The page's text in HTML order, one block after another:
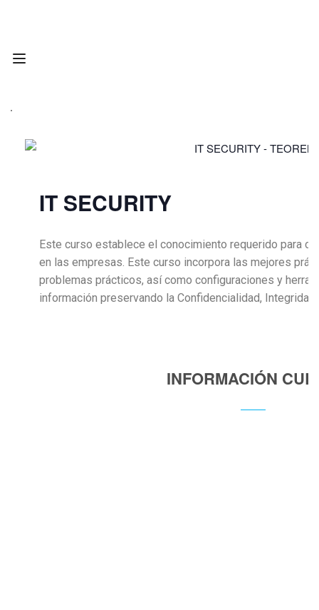
IT SECURITY
Este curso establece el conocimiento requerido para
en las empresas. Este curso incorpora las mejores
problemas prácticos, así como configuraciones y
información preservando la Confidencialidad,
INFORMACIÓN